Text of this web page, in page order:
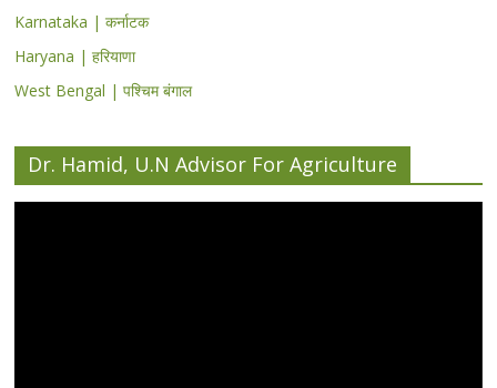
Karnataka | कर्नाटक
Haryana | हरियाणा
West Bengal | पश्चिम बंगाल
Dr. Hamid, U.N Advisor For Agriculture